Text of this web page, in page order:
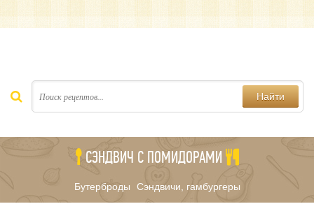
Найти
СЭНДВИЧ С ПОМИДОРАМИ
Бутерброды Сэндвичи, гамбургеры